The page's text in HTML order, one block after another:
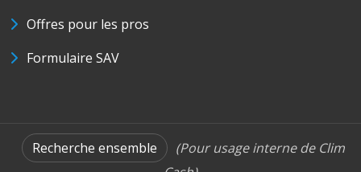
Offres pour les pros
Formulaire SAV
Recherche ensemble
(Pour usage interne de Clim